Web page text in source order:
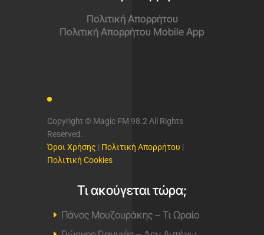
Πολιτική Απορρήτου
Πολιτική Απορρήτου Mobile App
Copyright © Magic FM 98.2 All Rights
Reserved.
Όροι Χρήσης | Πολιτική Απορρήτου |
Πολιτική Cookies
Τι ακούγεται τώρα;
Πάνος Μουζουράκης – Τι Ωραίο